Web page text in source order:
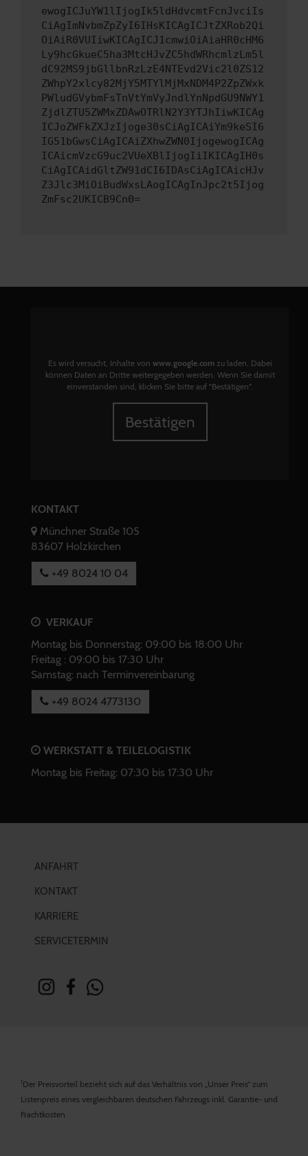
ewogICJuYW1lIjogIk5ldHdvcmtFcnJvciIs
CiAgImNvbmZpZyI6IHsKICAgICJtZXRob2Qi
OiAiR0VUIiwKICAgICJ1cmwiOiAiaHR0cHM6
Ly9hcGkueC5ha3MtcHJvZC5hdWRhcmlzLm5l
dC92MS9jbGllbnRzLzE4NTEvd2Vic2l0ZS12
ZWhpY2xlcy82MjY5MTYlMjMxNDM4P2ZpZWxk
PWludGVybmFsTnVtYmVyJndlYnNpdGU9NWY1
ZjdlZTU5ZWMxZDAwOTRlN2Y3YTJhIiwKICAg
ICJoZWFkZXJzIjoge30sCiAgICAiYm9keSI6
IG51bGwsCiAgICAiZXhwZWN0IjogewogICAg
ICAicmVzcG9uc2VUeXBlIjogIiIKICAgIH0s
CiAgICAidGltZW91dCI6IDAsCiAgICAicHJv
Z3Jlc3MiOiBudWxsLAogICAgInJpc2t5Ijog
ZmFsc2UKICB9Cn0=
Es wird versucht, Inhalte von www.google.comzu laden. Dabei
können Daten an Dritte weitergegeben werden. Wenn Sie damit
einverstanden sind, klicken Sie bitte auf "Bestätigen".
Bestätigen
KONTAKT
Münchner Straße 105
83607 Holzkirchen
+49 8024 10 04
VERKAUF
Montag bis Donnerstag: 09:00 bis 18:00 Uhr
Freitag : 09:00 bis 17:30 Uhr
Samstag: nach Terminvereinbarung
+49 8024 4773130
WERKSTATT & TEILELOGISTIK
Montag bis Freitag: 07:30 bis 17:30 Uhr
ANFAHRT
KONTAKT
KARRIERE
SERVICETERMIN
1Der Preisvorteil bezieht sich auf das Verhältnis von „Unser Preis“ zum
Listenpreis eines vergleichbaren deutschen Fahrzeugs inkl. Garantie- und
Frachtkosten